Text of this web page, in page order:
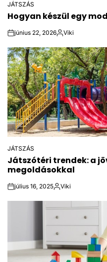
POSTED
IN
JÁTSZÁS
Hogyan készül egy
onjúnius 22, 2026Közzétette
Viki
POSTED
IN
JÁTSZÁS
Játszótéri trendek: a
megoldásokkal
onjúlius 16, 2025Közzétette
Viki